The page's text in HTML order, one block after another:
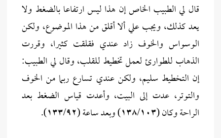
قال لي الطبيب الخاص إن هذا ليس ارتفاعا بالضغط ولا
يعد كذلك، ويجب علي ألا أقلق من هذا الموضوع، ولكن
الوسواس والخوف زاد عندي فقلقت كثيرا، وقررت
الذهاب للطوارئ لعمل تخطيط للقلب، وقال لي الطبيب:
إن التخطيط سليم، ولكن عندي تسارع ربما من الخوف
والتوتر، عدت إلى البيت، وأعدت قياس الضغط بعد
الراحة وكان (١٣٨/١٠٣) وبعد ساعة (١٣٣/٩٢).